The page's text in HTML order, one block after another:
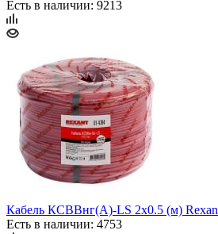
Есть в наличии: 9213
Кабель КСВВнг(А)-LS 2х0.5 (м)
Есть в наличии: 4753